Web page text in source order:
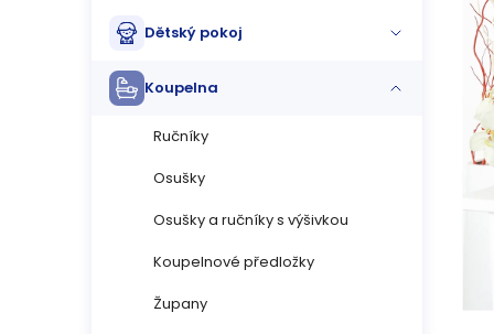
Dětský pokoj
Koupelna
Ručníky
Osušky
Osušky a ručníky s výšivkou
Koupelnové předložky
Župany